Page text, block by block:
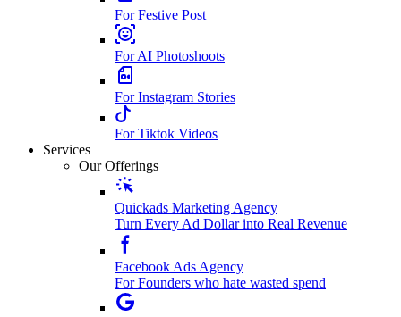
For Festive Post
For AI Photoshoots
For Instagram Stories
For Tiktok Videos
Services
Our Offerings
Quickads Marketing Agency
Turn Every Ad Dollar into Real Revenue
Facebook Ads Agency
For Founders who hate wasted spend